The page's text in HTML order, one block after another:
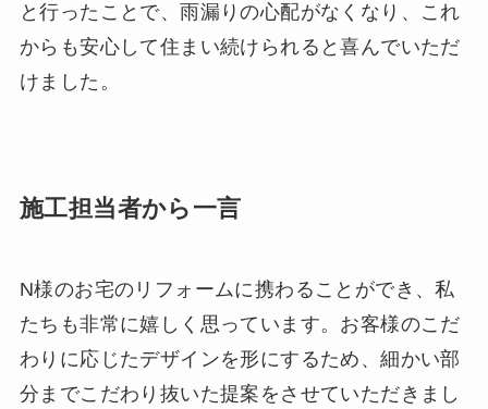
と行ったことで、雨漏りの心配がなくなり、これ
からも安心して住まい続けられると喜んでいただ
けました。
施工担当者から一言
N様のお宅のリフォームに携わることができ、私
たちも非常に嬉しく思っています。お客様のこだ
わりに応じたデザインを形にするため、細かい部
分までこだわり抜いた提案をさせていただきまし